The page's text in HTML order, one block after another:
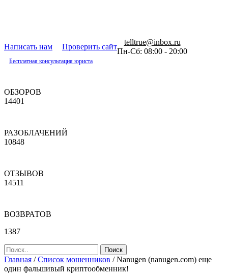
Написать нам Проверить сайт
telltrue@inbox.ru
Пн-Сб: 08:00 - 20:00
Бесплатная консультация юриста
ОБЗОРОВ
14401
РАЗОБЛАЧЕНИЙ
10848
ОТЗЫВОВ
14511
ВОЗВРАТОВ
1387
Главная /Список мошенников /Nanugen (nanugen.com) еще
один фальшивый криптообменник!